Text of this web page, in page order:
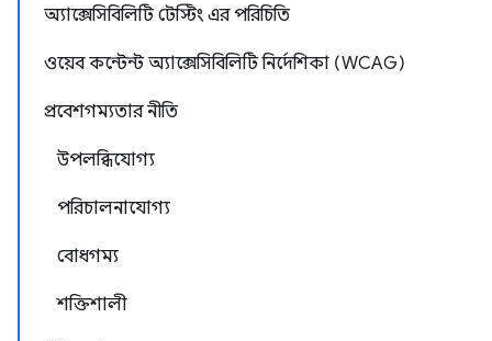
অ্যাক্সেসিবিলিটি টেস্টিং এর পরিচিতি
ওয়েব কন্টেন্ট অ্যাক্সেসিবিলিটি নির্দেশিকা (WCAG)
প্রবেশগম্যতার নীতি
উপলব্ধিযোগ্য
পরিচালনাযোগ্য
বোধগম্য
শক্তিশালী